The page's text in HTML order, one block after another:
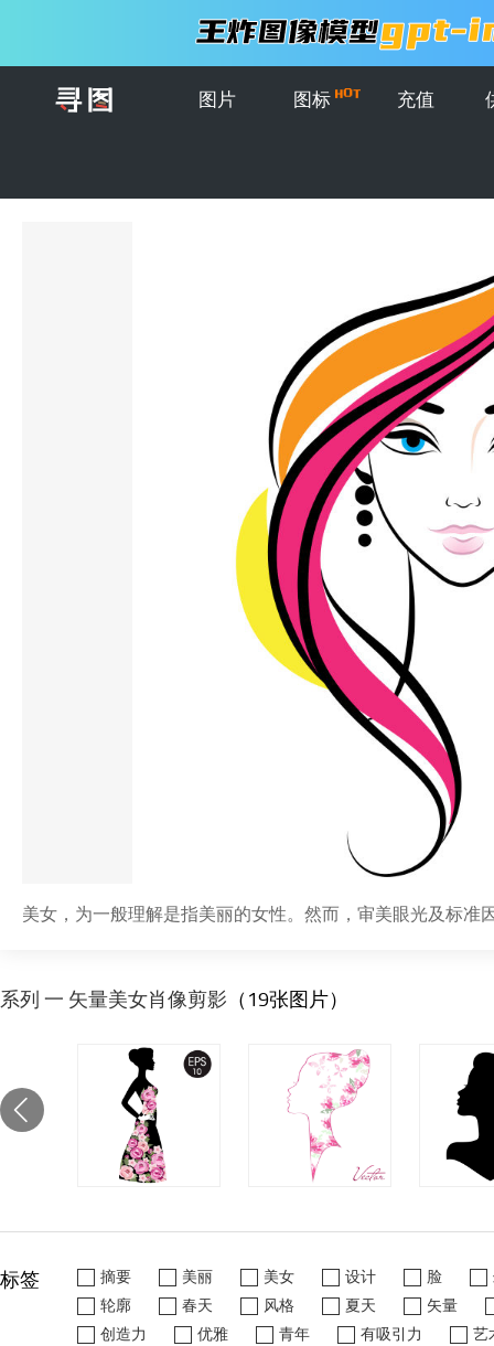
图片 图标 充值
美女，为一般理解是指美丽的女性。然而，审美眼光及标准
系列 一 矢量美女肖像剪影 （19张图片）
标签 摘要 美丽 美女 设计 脸
轮廓
春天 风格 夏天
矢量
创造力
优雅 青年 有吸引力
艺